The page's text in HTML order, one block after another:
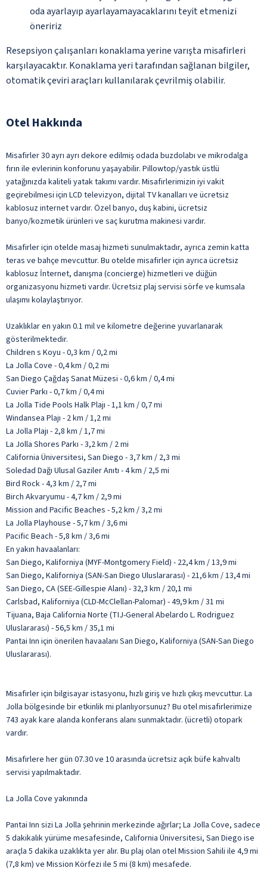
oda ayarlayıp ayarlayamayacaklarını teyit etmenizi
öneririz
Resepsiyon çalışanları konaklama yerine varışta misafirleri
karşılayacaktır. Konaklama yeri tarafından sağlanan bilgiler,
otomatik çeviri araçları kullanılarak çevrilmiş olabilir.
Otel Hakkında
Misafirler 30 ayrı ayrı dekore edilmiş odada buzdolabı ve mikrodalga
fırın ile evlerinin konforunu yaşayabilir. Pillowtop/yastık üstlü
yatağınızda kaliteli yatak takımı vardır. Misafirlerimizin iyi vakit
geçirebilmesi için LCD televizyon, dijital TV kanalları ve ücretsiz
kablosuz internet vardır. Özel banyo, duş kabini, ücretsiz
banyo/kozmetik ürünleri ve saç kurutma makinesi vardır.
Misafirler için otelde masaj hizmeti sunulmaktadır, ayrıca zemin katta
teras ve bahçe mevcuttur. Bu otelde misafirler için ayrıca ücretsiz
kablosuz İnternet, danışma (concierge) hizmetleri ve düğün
organizasyonu hizmeti vardır. Ücretsiz plaj servisi sörfe ve kumsala
ulaşımı kolaylaştırıyor.
Uzaklıklar en yakın 0.1 mil ve kilometre değerine yuvarlanarak
gösterilmektedir.
Children s Koyu - 0,3 km / 0,2 mi
La Jolla Cove - 0,4 km / 0,2 mi
San Diego Çağdaş Sanat Müzesi - 0,6 km / 0,4 mi
Cuvier Parkı - 0,7 km / 0,4 mi
La Jolla Tide Pools Halk Plajı - 1,1 km / 0,7 mi
Windansea Plajı - 2 km / 1,2 mi
La Jolla Plajı - 2,8 km / 1,7 mi
La Jolla Shores Parkı - 3,2 km / 2 mi
California Üniversitesi, San Diego - 3,7 km / 2,3 mi
Soledad Dağı Ulusal Gaziler Anıtı - 4 km / 2,5 mi
Bird Rock - 4,3 km / 2,7 mi
Birch Akvaryumu - 4,7 km / 2,9 mi
Mission and Pacific Beaches - 5,2 km / 3,2 mi
La Jolla Playhouse - 5,7 km / 3,6 mi
Pacific Beach - 5,8 km / 3,6 mi
En yakın havaalanları:
San Diego, Kaliforniya (MYF-Montgomery Field) - 22,4 km / 13,9 mi
San Diego, Kaliforniya (SAN-San Diego Uluslararası) - 21,6 km / 13,4 mi
San Diego, CA (SEE-Gillespie Alanı) - 32,3 km / 20,1 mi
Carlsbad, Kaliforniya (CLD-McClellan-Palomar) - 49,9 km / 31 mi
Tijuana, Baja California Norte (TIJ-General Abelardo L. Rodriguez
Uluslararası) - 56,5 km / 35,1 mi
Pantai Inn için önerilen havaalanı San Diego, Kaliforniya (SAN-San Diego
Uluslararası).
Misafirler için bilgisayar istasyonu, hızlı giriş ve hızlı çıkış mevcuttur. La
Jolla bölgesinde bir etkinlik mi planlıyorsunuz? Bu otel misafirlerimize
743 ayak kare alanda konferans alanı sunmaktadır. (ücretli) otopark
vardır.
Misafirlere her gün 07.30 ve 10 arasında ücretsiz açık büfe kahvaltı
servisi yapılmaktadır.
La Jolla Cove yakınında
Pantai Inn sizi La Jolla şehrinin merkezinde ağırlar; La Jolla Cove, sadece
5 dakikalık yürüme mesafesinde, California Üniversitesi, San Diego ise
araçla 5 dakika uzaklıkta yer alır. Bu plaj olan otel Mission Sahili ile 4,9 mi
(7,8 km) ve Mission Körfezi ile 5 mi (8 km) mesafede.